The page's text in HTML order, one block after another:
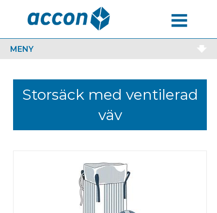
MENU
Storsäck med ventilerad
väv
MENY